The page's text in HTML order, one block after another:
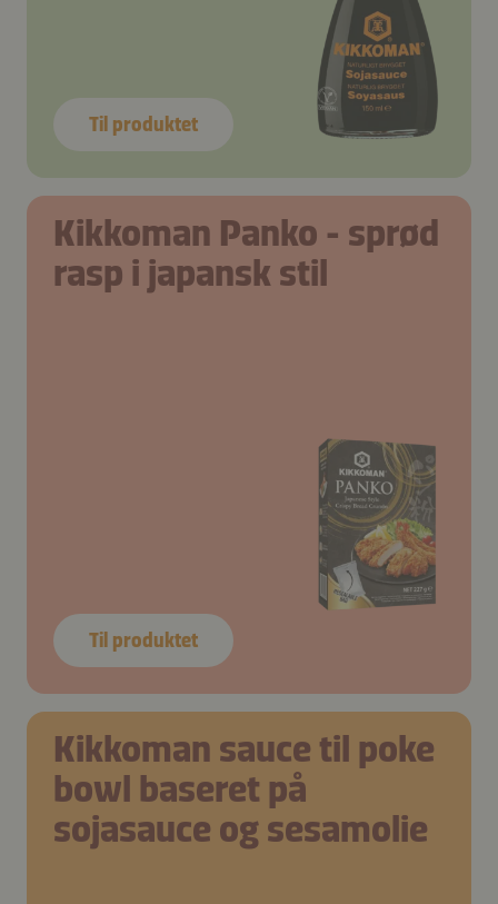
Til produktet
Kikkoman Panko - sprød
rasp i japansk stil
Til produktet
Kikkoman sauce til poke
bowl baseret på
sojasauce og sesamolie